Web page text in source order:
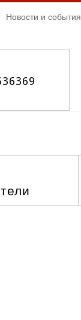
Новости и события